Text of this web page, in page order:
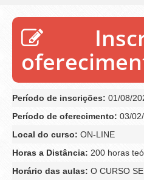
Período de inscrições: 01/08/
Período de oferecimento: 03/
Local do curso: ON-LINE
Horas a Distância: 200 horas
Horário das aulas: O CURSO